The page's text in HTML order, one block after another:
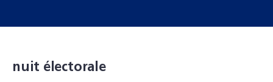
nuit électorale